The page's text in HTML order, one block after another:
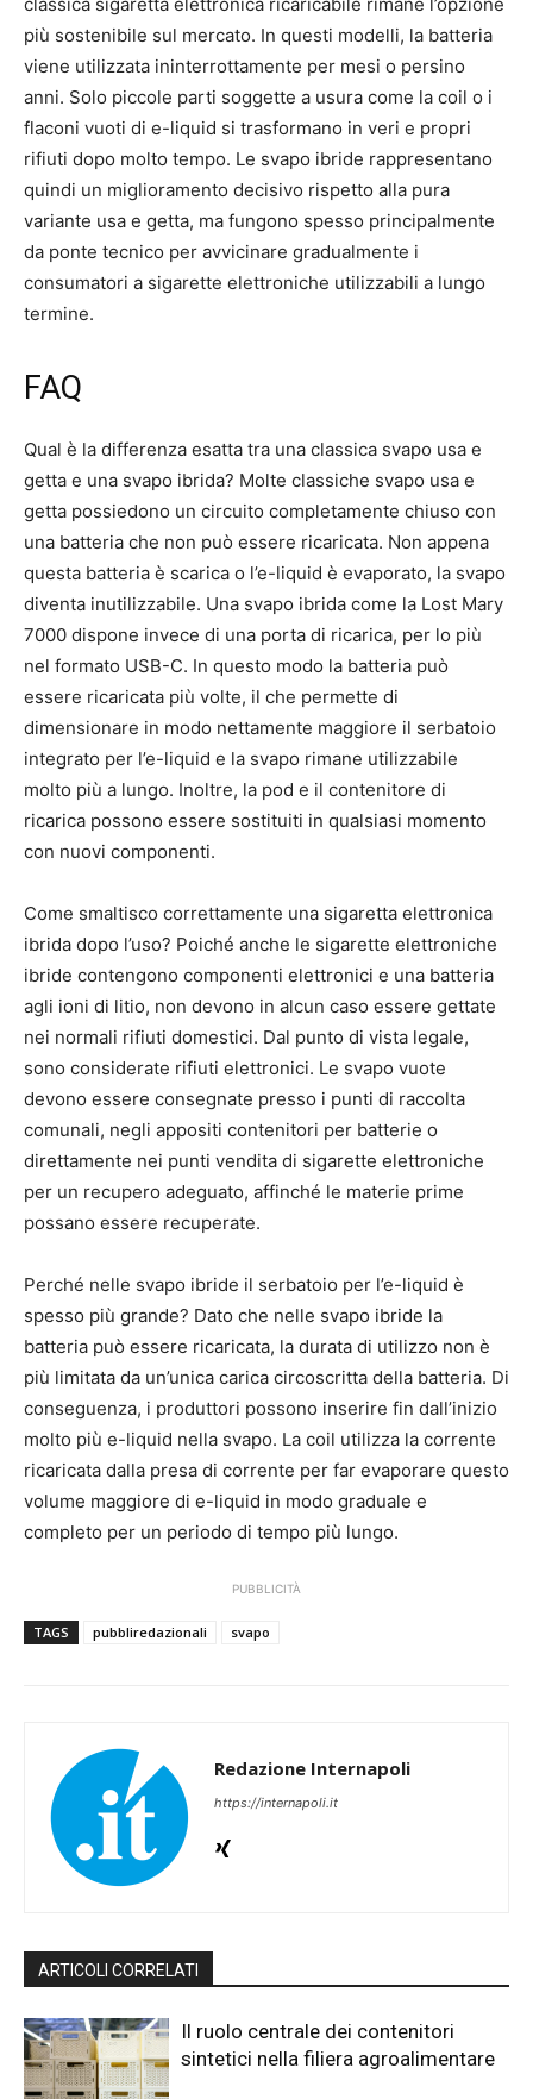
più sostenibile sul mercato. In questi modelli, la batteria
viene utilizzata ininterrottamente per mesi o persino
anni. Solo piccole parti soggette a usura come la coil o i
flaconi vuoti di e-liquid si trasformano in veri e propri
rifiuti dopo molto tempo. Le svapo ibride rappresentano
quindi un miglioramento decisivo rispetto alla pura
variante usa e getta, ma fungono spesso principalmente
da ponte tecnico per avvicinare gradualmente i
consumatori a sigarette elettroniche utilizzabili a lungo
termine.
FAQ
Qual è la differenza esatta tra una classica svapo usa e
getta e una svapo ibrida? Molte classiche svapo usa e
getta possiedono un circuito completamente chiuso con
una batteria che non può essere ricaricata. Non appena
questa batteria è scarica o l’e-liquid è evaporato, la svapo
diventa inutilizzabile. Una svapo ibrida come la Lost Mary
7000 dispone invece di una porta di ricarica, per lo più
nel formato USB-C. In questo modo la batteria può
essere ricaricata più volte, il che permette di
dimensionare in modo nettamente maggiore il serbatoio
integrato per l’e-liquid e la svapo rimane utilizzabile
molto più a lungo. Inoltre, la pod e il contenitore di
ricarica possono essere sostituiti in qualsiasi momento
con nuovi componenti.
Come smaltisco correttamente una sigaretta elettronica
ibrida dopo l’uso? Poiché anche le sigarette elettroniche
ibride contengono componenti elettronici e una batteria
agli ioni di litio, non devono in alcun caso essere gettate
nei normali rifiuti domestici. Dal punto di vista legale,
sono considerate rifiuti elettronici. Le svapo vuote
devono essere consegnate presso i punti di raccolta
comunali, negli appositi contenitori per batterie o
direttamente nei punti vendita di sigarette elettroniche
per un recupero adeguato, affinché le materie prime
possano essere recuperate.
Perché nelle svapo ibride il serbatoio per l’e-liquid è
spesso più grande? Dato che nelle svapo ibride la
batteria può essere ricaricata, la durata di utilizzo non è
più limitata da un’unica carica circoscritta della batteria. Di
conseguenza, i produttori possono inserire fin dall’inizio
molto più e-liquid nella svapo. La coil utilizza la corrente
ricaricata dalla presa di corrente per far evaporare questo
volume maggiore di e-liquid in modo graduale e
completo per un periodo di tempo più lungo.
PUBBLICITÀ
TAGS pubbliredazionali svapo
Redazione Internapoli
https://internapoli.it
ARTICOLI CORRELATI
Il ruolo centrale dei contenitori
sintetici nella filiera agroalimentare